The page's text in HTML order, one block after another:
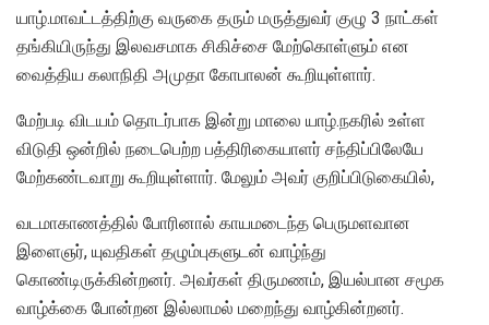
யாழ்.மாவட்டத்திற்கு வருகை தரும் மருத்துவர் குழு 3 நாட்கள்
தங்கியிருந்து இலவசமாக சிகிச்சை மேற்கொள்ளும் என
வைத்திய கலாநிதி அமுதா கோபாலன் கூறியுள்ளார்.
மேற்படி விடயம் தொடர்பாக இன்று மாலை யாழ்.நகரில் உள்ள
விடுதி ஒன்றில் நடைபெற்ற பத்திரிகையாளர் சந்திப்பிலேயே
மேற்கண்டவாறு கூறியுள்ளார். மேலும் அவர் குறிப்பிடுகையில்,
வடமாகாணத்தில் போரினால் காயமடைந்த பெருமளவான
இளைஞர், யுவதிகள் தழும்புகளுடன் வாழ்ந்து
கொண்டிருக்கின்றனர். அவர்கள் திருமணம், இயல்பான சமூக
வாழ்க்கை போன்றன இல்லாமல் மறைந்து வாழ்கின்றனர்.